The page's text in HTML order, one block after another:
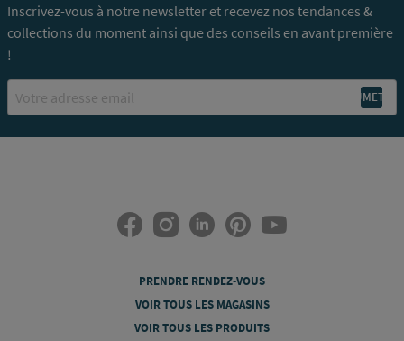
Inscrivez-vous à notre newsletter et recevez nos tendances &
collections du moment ainsi que des conseils en avant première
!
Email
PRENDRE RENDEZ-VOUS
VOIR TOUS LES MAGASINS
VOIR TOUS LES PRODUITS